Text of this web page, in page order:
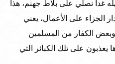
غدا نصلي على بلاط جهنم، هذا
الجزاء على الأعمال، يعني
الكفار من المسلمين
يعذبون على تلك الكبائر التي